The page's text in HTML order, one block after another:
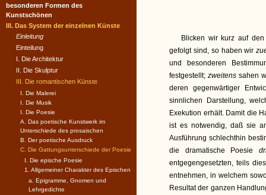
Blicken wir kurz auf
gefolgt sind, so haben wir
und besonderen
festgestellt; zweitens sahen
deren gegenwärtiger
sinnlichen Darstellung,
Exekution erhält. Damit die
ist es notwendig, daß sie
Ausführung schlechthin
die dramatische Poesie
entgegengesetzten, teils
entnehmen, in welchem
Resultat der ganzen
besonderen Formen des
Kunstschönen
III. Das System der einzelnen Künste
Einleitung
Einteilung
I. Die Architektur
II. Die Skulptur
III. Die romantischen Künste
I. Die Malerei
I. Die Musik
I. Die Poesie
A. Das poetische Kunstwerk im
Unterschiede des prosaischen
B. Der poetische Ausdruck
C. Die Gattungsunterschiede der Poesie
I. Die epische Poesie
1. Allgemeiner Charakter des Epischen
a. Epigramme, Gnomen und
Lehrgedichte